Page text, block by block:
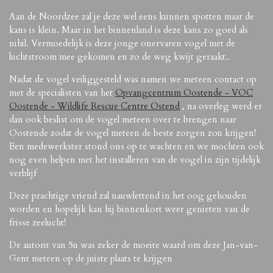
Aan de Noordzee zal je deze wel eens kunnen spotten maar de
kans is klein. Maar in het binnenland is deze kans zo goed als
nihil. Vermoedelijk is deze jonge onervaren vogel met de
luchtstroom mee gekomen en zo de weg kwijt geraakt..
Nadat de vogel veiliggesteld was namen we meteen contact op
met de specialisten van het Opvangcentrum Oostende - VOC
Oostende - Wildlife Rescue Centre Ostend , na overleg werd er
dan ook beslist om de vogel meteen over te brengen naar
Oostende zodat de vogel meteen de beste zorgen zou krijgen!
Een medewerkster stond ons op te wachten en we mochten ook
nog even helpen met het installeren van de vogel in zijn tijdelijk
verblijf
Deze prachtige vriend zal nauwlettend in het oog gehouden
worden en hopelijk kan hij binnenkort weer genieten van de
frisse zeelucht!
De autorit van 5u was zeker de moeite waard om deze Jan-van-
Gent meteen op de juiste plaats te krijgen